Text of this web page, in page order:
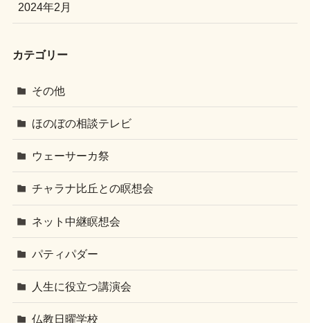
2024年2月
カテゴリー
その他
ほのぼの相談テレビ
ウェーサーカ祭
チャラナ比丘との瞑想会
ネット中継瞑想会
パティパダー
人生に役立つ講演会
仏教日曜学校